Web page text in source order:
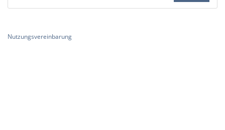
Nutzungsvereinbarung